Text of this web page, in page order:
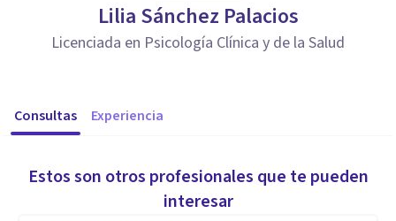
Lilia Sánchez Palacios
Licenciada en Psicología Clínica y de la Salud
Consultas Experiencia
Estos son otros profesionales que te pueden
interesar